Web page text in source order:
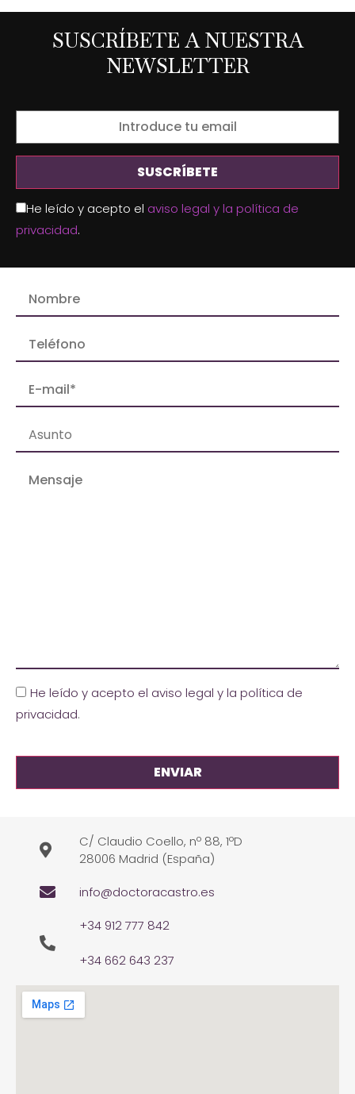
SUSCRÍBETE A NUESTRA
NEWSLETTER
He leído y acepto el aviso legal y la política de
privacidad.
He leído y acepto el aviso legal y la política de
privacidad.
C/ Claudio Coello, nº 88, 1ºD
28006 Madrid (España)
info@doctoracastro.es
+34 912 777 842
+34 662 643 237